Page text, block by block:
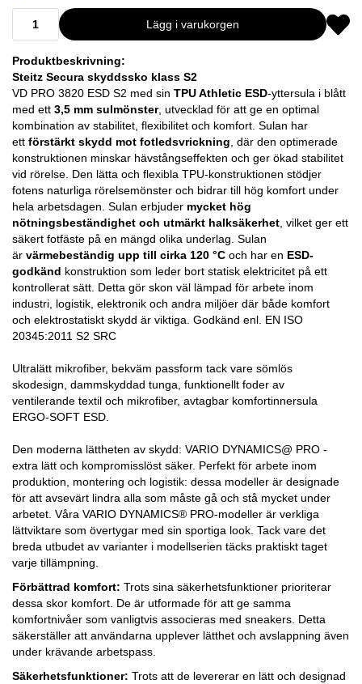
Lägg i varukorgen
Produktbeskrivning:
Steitz Secura skyddssko klass S2
VD PRO 3820 ESD S2 med sin TPU Athletic ESD-yttersula i blått
med ett 3,5 mm sulmönster, utvecklad för att ge en optimal
kombination av stabilitet, flexibilitet och komfort. Sulan har
ett förstärkt skydd mot fotledsvrickning, där den optimerade
konstruktionen minskar hävstångseffekten och ger ökad stabilitet
vid rörelse. Den lätta och flexibla TPU-konstruktionen stödjer
fotens naturliga rörelsemönster och bidrar till hög komfort under
hela arbetsdagen. Sulan erbjuder mycket hög
nötningsbeständighet och utmärkt halksäkerhet, vilket ger ett
säkert fotfäste på en mängd olika underlag. Sulan
är värmebeständig upp till cirka 120 °C och har en ESD-
godkänd konstruktion som leder bort statisk elektricitet på ett
kontrollerat sätt. Detta gör skon väl lämpad för arbete inom
industri, logistik, elektronik och andra miljöer där både komfort
och elektrostatiskt skydd är viktiga. Godkänd enl. EN ISO
20345:2011 S2 SRC
Ultralätt mikrofiber, bekväm passform tack vare sömlös
skodesign, dammskyddad tunga, funktionellt foder av
ventilerande textil och mikrofiber, avtagbar komfortinnersula
ERGO-SOFT ESD.
Den moderna lättheten av skydd: VARIO DYNAMICS@ PRO -
extra lätt och kompromisslöst säker. Perfekt för arbete inom
produktion, montering och logistik: dessa modeller är designade
för att avsevärt lindra alla som måste gå och stå mycket under
arbetet. Våra VARIO DYNAMICS® PRO-modeller är verkliga
lättviktare som övertygar med sin sportiga look. Tack vare det
breda utbudet av varianter i modellserien täcks praktiskt taget
varje tillämpning.
Förbättrad komfort: Trots sina säkerhetsfunktioner prioriterar
dessa skor komfort. De är utformade för att ge samma
komfortnivåer som vanligtvis associeras med sneakers. Detta
säkerställer att användarna upplever lätthet och avslappning även
under krävande arbetspass.
Säkerhetsfunktioner: Trots att de levererar en lätt och designad